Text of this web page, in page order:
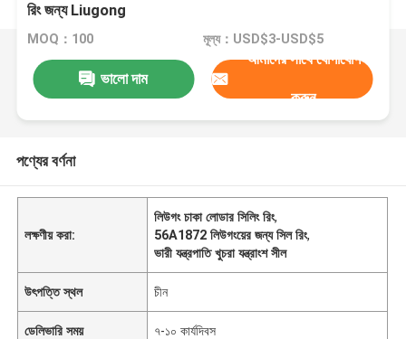
রিং জন্য Liugong
MOQ：100 মূল্য：USD$3-USD$5
ভালো দাম
আমাদের সাথে যোগাযোগ
করুন
পণ্যের বর্ণনা
লক্ষণীয় করা:
লিউগং চাকা লোডার সিলিং রিং,
56A1872 লিউগংয়ের জন্য সিল রিং,
ভারী যন্ত্রপাতি খুচরা যন্ত্রাংশ সীল
উৎপত্তি স্থল চীন
ডেলিভারি সময় ৭-১০ কার্যদিবস